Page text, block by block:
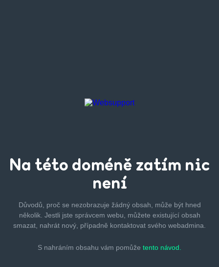
Na této doméně zatím nic
není
Důvodů, proč se nezobrazuje žádný obsah, může být hned
několik. Jestli jste správcem webu, můžete existující obsah
smazat, nahrát nový, případně kontaktovat svého webadmina.
S nahráním obsahu vám pomůže tento návod.